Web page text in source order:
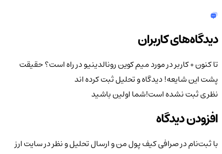
دیدگاه‌های کاربران
تا کنون 0 کاربر در مورد
میم کوین رونالدینیو در راه است؟ حقیقت
پشت این شایعه!دیدگاه و تحلیل ثبت کرده اند
نظری ثبت نشده است!شما اولین باشید
افزودن دیدگاه
با ثبت‌نام در صرافی کیف پول من و ارسال تحلیل و نظر در سایت ارز